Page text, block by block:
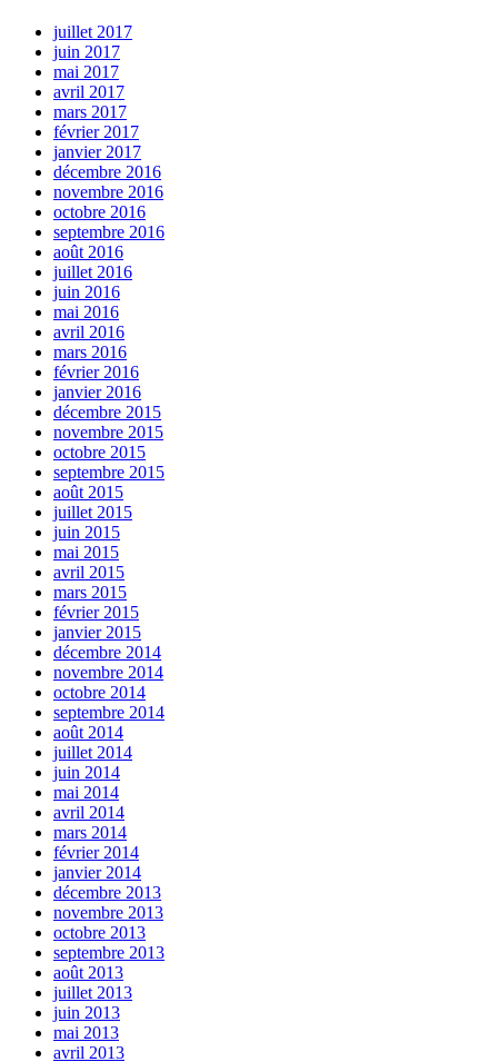
juillet 2017
juin 2017
mai 2017
avril 2017
mars 2017
février 2017
janvier 2017
décembre 2016
novembre 2016
octobre 2016
septembre 2016
août 2016
juillet 2016
juin 2016
mai 2016
avril 2016
mars 2016
février 2016
janvier 2016
décembre 2015
novembre 2015
octobre 2015
septembre 2015
août 2015
juillet 2015
juin 2015
mai 2015
avril 2015
mars 2015
février 2015
janvier 2015
décembre 2014
novembre 2014
octobre 2014
septembre 2014
août 2014
juillet 2014
juin 2014
mai 2014
avril 2014
mars 2014
février 2014
janvier 2014
décembre 2013
novembre 2013
octobre 2013
septembre 2013
août 2013
juillet 2013
juin 2013
mai 2013
avril 2013